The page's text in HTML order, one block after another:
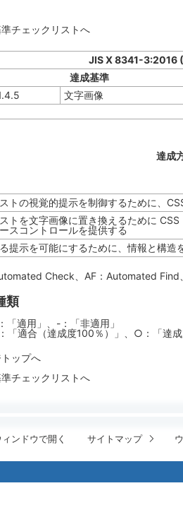
チェックリストへ
JIS X 8341-3:2016
達成基準
文字画像
達成
トの視覚的提示を制御するために、
トを文字画像に置き換えるために
スコントロールを提供する
提示を可能にするために、情報と構造
Check 、AF： Automated Find
類
「適用」、-：「非適用」
「適合（達成度100％）」、○：「達
ップへ
チェックリストへ
ンドウで開く サイトマップ